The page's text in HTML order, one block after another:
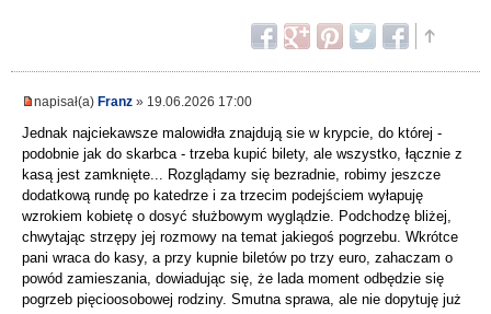
napisał(a) Franz » 19.06.2026 17:00
Jednak najciekawsze malowidła znajdują sie w krypcie, do której -
podobnie jak do skarbca - trzeba kupić bilety, ale wszystko, łącznie z
kasą jest zamknięte... Rozglądamy się bezradnie, robimy jeszcze
dodatkową rundę po katedrze i za trzecim podejściem wyłapuję
wzrokiem kobietę o dosyć służbowym wyglądzie. Podchodzę bliżej,
chwytając strzępy jej rozmowy na temat jakiegoś pogrzebu. Wkrótce
pani wraca do kasy, a przy kupnie biletów po trzy euro, zahaczam o
powód zamieszania, dowiadując się, że lada moment odbędzie się
pogrzeb pięcioosobowej rodziny. Smutna sprawa, ale nie dopytuję już